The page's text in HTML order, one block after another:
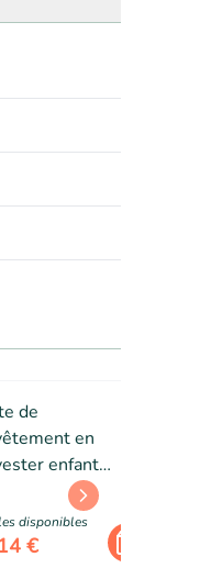
de
en
enfant
Liga Star -
s disponibles
€